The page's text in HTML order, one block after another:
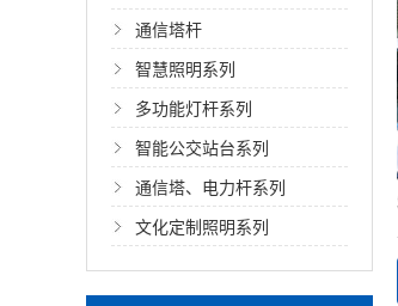
通信塔杆
智慧照明系列
多功能灯杆系列
智能公交站台系列
通信塔、电力杆系列
文化定制照明系列